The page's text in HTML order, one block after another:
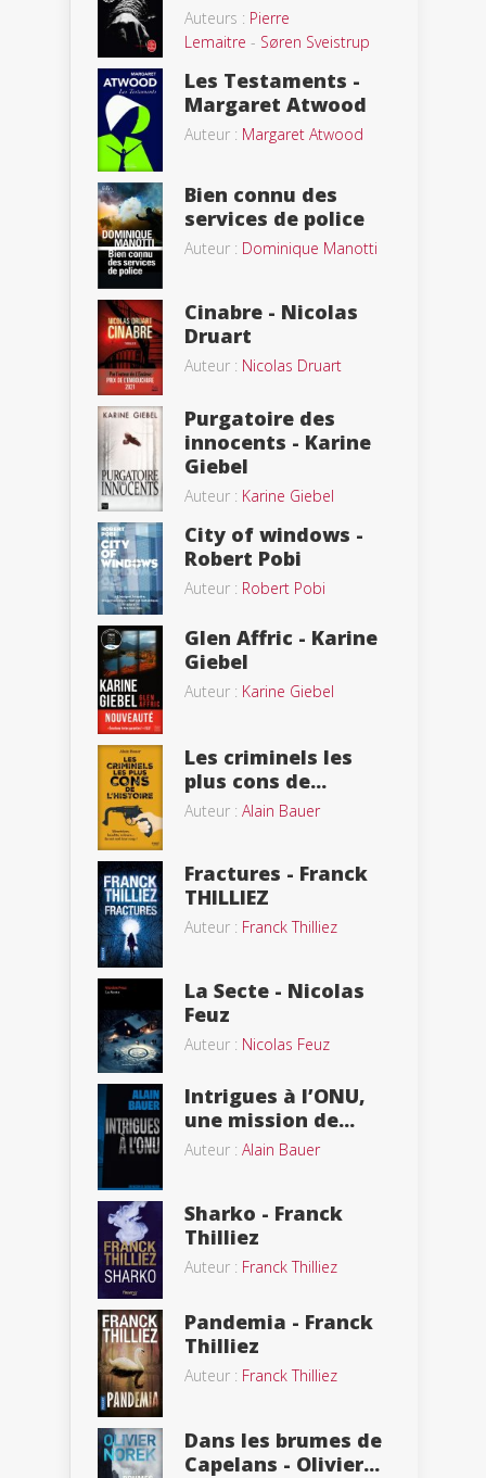
Auteurs : Pierre
Lemaitre - Søren Sveistrup
Les Testaments -
Margaret Atwood
Auteur : Margaret Atwood
Bien connu des
services de police
Auteur : Dominique Manotti
Cinabre - Nicolas
Druart
Auteur : Nicolas Druart
Purgatoire des
innocents - Karine
Giebel
Auteur : Karine Giebel
City of windows -
Robert Pobi
Auteur : Robert Pobi
Glen Affric - Karine
Giebel
Auteur : Karine Giebel
Les criminels les
plus cons de...
Auteur : Alain Bauer
Fractures - Franck
THILLIEZ
Auteur : Franck Thilliez
La Secte - Nicolas
Feuz
Auteur : Nicolas Feuz
Intrigues à l’ONU,
une mission de...
Auteur : Alain Bauer
Sharko - Franck
Thilliez
Auteur : Franck Thilliez
Pandemia - Franck
Thilliez
Auteur : Franck Thilliez
Dans les brumes de
Capelans - Olivier...